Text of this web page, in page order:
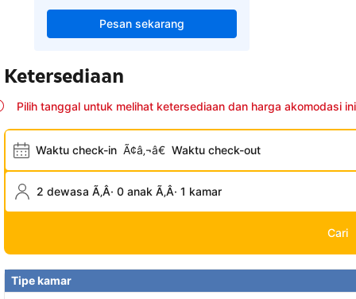
Pesan sekarang
Ketersediaan
Pilih tanggal untuk melihat ketersediaan dan harga akomodasi ini
Waktu check-in Ã¢â‚¬â€ Waktu check-out
2 dewasa Ã‚Â· 0 anak Ã‚Â· 1 kamar
Cari
Tipe kamar